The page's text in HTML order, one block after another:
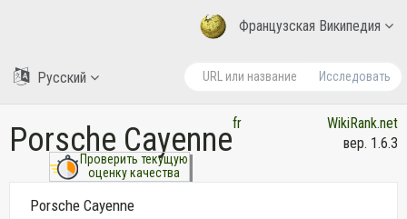
Французская Википедия
Исследовать
Русский
Porsche Cayennefr
Проверить текущую
оценку качества
WikiRank.net
вер. 1.6.3
Porsche Cayenne